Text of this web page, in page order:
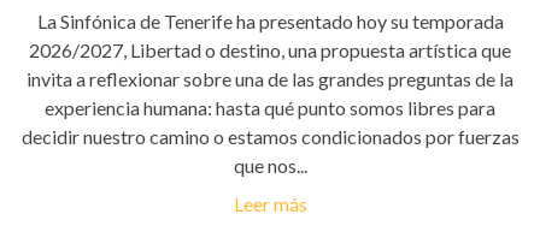
La Sinfónica de Tenerife ha presentado hoy su temporada
2026/2027, Libertad o destino, una propuesta artística que
invita a reflexionar sobre una de las grandes preguntas de la
experiencia humana: hasta qué punto somos libres para
decidir nuestro camino o estamos condicionados por fuerzas
que nos...
Leer más